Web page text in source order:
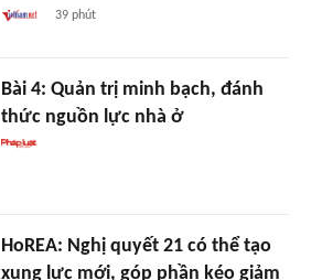
39 phút
Bài 4: Quản trị minh bạch, đánh
thức nguồn lực nhà ở
HoREA: Nghị quyết 21 có thể tạo
xung lực mới, góp phần kéo giảm